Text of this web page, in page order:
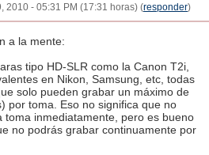
2010 - 05:31 PM (17:31 horas) (responder)
a la mente:
tipo HD-SLR como la Canon T2i,
en Nikon, Samsung, etc, todas
solo pueden grabar un máximo de
por toma. Eso no significa que no
toma inmediatamente, pero es bueno
no podrás grabar continuamente por